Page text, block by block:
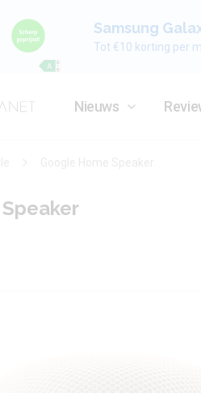
Samsung
Tot €10 korting per
Nieuws